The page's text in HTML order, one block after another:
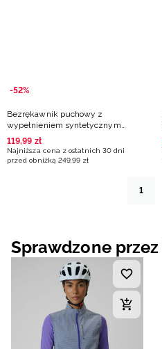
-52%
Bezrękawnik puchowy z
wypełnieniem syntetycznym
damski - brązowy
119,99 zł
Najniższa cena z ostatnich 30 dni
przed obniżką 249,99 zł
1
Sprawdzone